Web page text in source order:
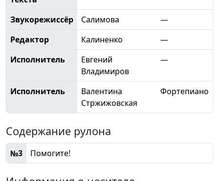
Звукорежиссёр Салимова
—
Редактор
Калиненко
—
Исполнитель
Евгений
Владимиров
—
Исполнитель
Валентина
Стржижовская
Фортепиано
Содержание рулона
№3 Помогите!